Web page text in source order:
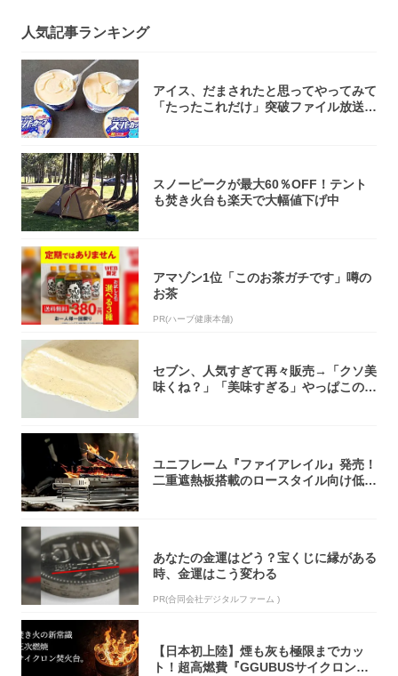
人気記事ランキング
アイス、だまされたと思ってやってみて
「たったこれだけ」突破ファイル放送で
スノーピークが最大60％OFF！テント
も焚き火台も楽天で大幅値下げ中
アマゾン1位「このお茶ガチです」噂の
お茶
PR(ハーブ健康本舗)
セブン、人気すぎて再々販売→「クソ美
味くね？」「美味すぎる」やっぱこのク
ユニフレーム『ファイアレイル』発売！
二重遮熱板搭載のロースタイル向け低型
あなたの金運はどう？宝くじに縁がある
時、金運はこう変わる
PR(合同会社デジタルファーム )
【日本初上陸】煙も灰も極限までカッ
ト！超高燃費『GGUBUSサイクロン焚